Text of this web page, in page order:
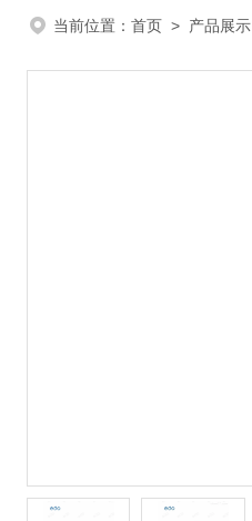
当前位置： 首页 > 产品展示